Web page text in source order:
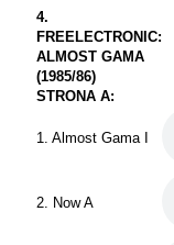
4.
FREELECTRONIC:
ALMOST GAMA
(1985/86)
STRONA A:
1. Almost Gama I
2. Now A